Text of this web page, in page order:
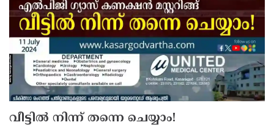
വീട്ടിൽ നിന്ന് തന്നെ ചെയ്യാം!